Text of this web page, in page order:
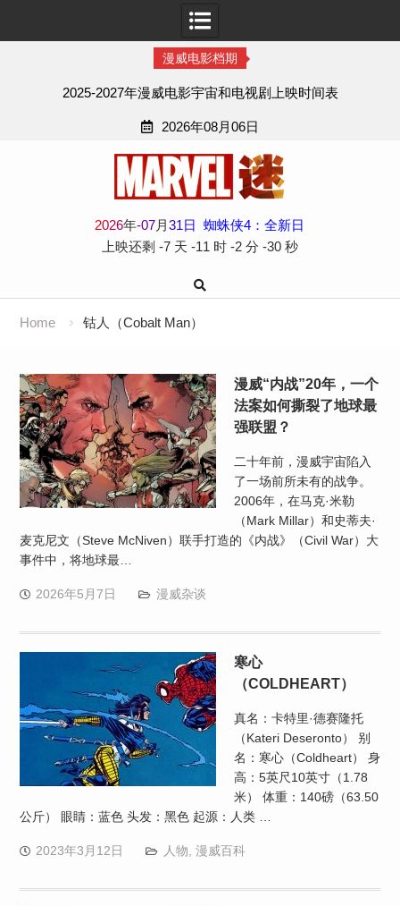
漫威电影档期
2025-2027年漫威电影宇宙和电视剧上映时间表
2026年08月06日
2026年-07月31日
蜘蛛侠4：全新日
上映还剩 -7 天 -11 时 -2 分 -31 秒
Home 钴人（Cobalt Man）
漫威“内战”20年，一个
法案如何撕裂了地球最
强联盟？
二十年前，漫威宇宙陷入
了一场前所未有的战争。
2006年，在马克·米勒
（Mark Millar）和史蒂夫·
麦克尼文（Steve McNiven）联手打造的《内战》（Civil War）大
事件中，将地球最…
2026年5月7日 漫威杂谈
寒心
（COLDHEART）
真名：卡特里·德赛隆托
（Kateri Deseronto） 别
名：寒心（Coldheart） 身
高：5英尺10英寸（1.78
米） 体重：140磅（63.50
公斤） 眼睛：蓝色 头发：黑色 起源：人类 …
2023年3月12日 人物 漫威百科